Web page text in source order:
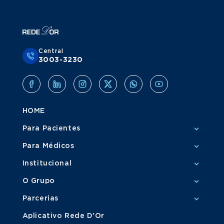
Central
3003-3230
HOME
Para Pacientes
Para Médicos
Institucional
O Grupo
Parcerias
Aplicativo Rede D'Or